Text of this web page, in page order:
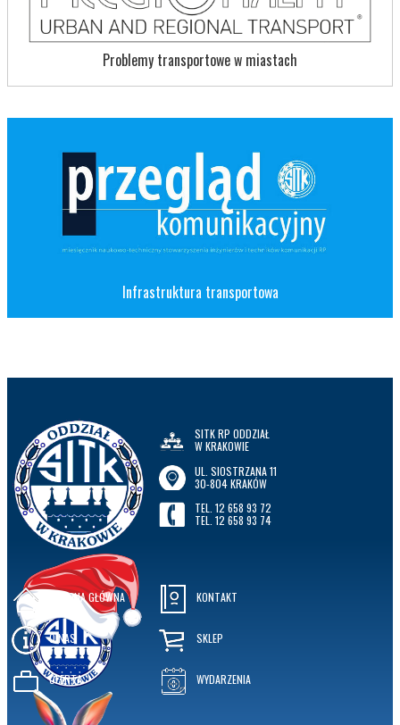
Problemy transportowe w miastach
Infrastruktura transportowa
SITK RP ODDZIAŁ
W KRAKOWIE
UL. SIOSTRZANA 11
30-804 KRAKÓW
TEL. 12 658 93 72
TEL. 12 658 93 74
STRONA GŁÓWNA
O NAS
OFERTA
KONTAKT
SKLEP
WYDARZENIA